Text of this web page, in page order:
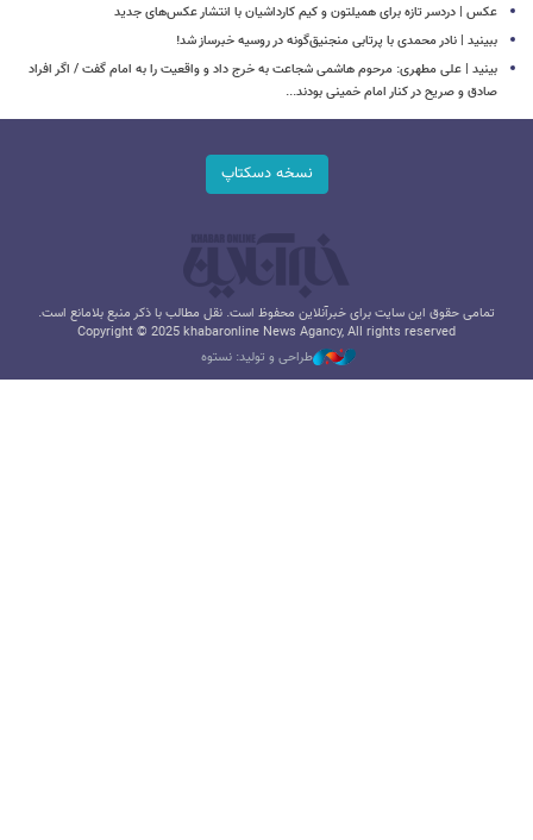
عکس | دردسر تازه برای همیلتون و کیم کارداشیان با انتشار عکس‌های جدید
ببینید | نادر محمدی با پرتابی منجنیق‌گونه در روسیه خبرساز شد!
بینید | علی مطهری: مرحوم هاشمی شجاعت به خرج داد و واقعیت را به امام گفت / اگر افراد
صادق و صریح در کنار امام خمینی بودند...
نسخه دسکتاپ
تمامی حقوق این سایت برای خبرآنلاین محفوظ است. نقل مطالب با ذکر منبع بلامانع است.
Copyright © 2025 khabaronline News Agancy, All rights reserved
طراحی و تولید: نستوه